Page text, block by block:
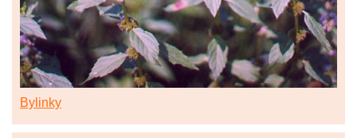
Bylinky